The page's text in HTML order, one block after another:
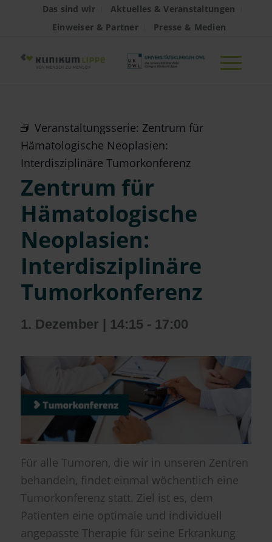
Das sind wir
Aktuelles & Veranstaltungen
Einweiser & Partner
Presse & Medien
Veranstaltungsserie: Zentrum für
Hämatologische Neoplasien:
Interdisziplinäre Tumorkonferenz
Zentrum für
Hämatologische
Neoplasien:
Interdisziplinäre
Tumorkonferenz
1. Dezember | 14:15 - 17:00
Für alle Tumoren, die wir in unseren Zentren
behandeln, findet einmal wöchentlich eine
Tumorkonferenz statt. Ziel ist es, dem
Patienten eine optimale und individuell
angepasste Therapie für seine Erkrankung